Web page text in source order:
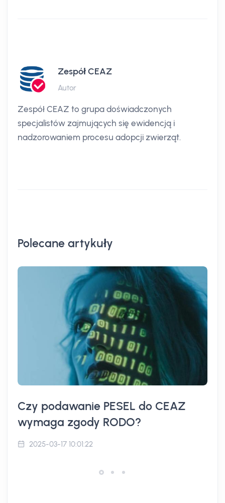
Zespół CEAZ
Autor
Zespół CEAZ to grupa doświadczonych
specjalistów zajmujących się ewidencją i
nadzorowaniem procesu adopcji zwierząt.
Polecane artykuły
Czy podawanie PESEL do CEAZ
wymaga zgody RODO?
2025-03-17 10:01:22